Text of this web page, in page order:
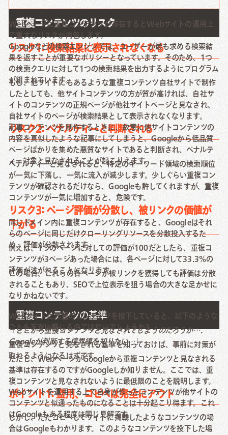
重複コンテンツのリスク
Webページに重複コンテンツが存在するとWebサイトの運用上
で重大なリスクが内包します。
リスク1: 検索結果に表示されなくなる
Googleなどの検索エンジンでは、ユーザーが最も求める検索結
果を返すことが重要なポリシーとなっています。そのため、1つ
の検索クエリに対して1つの検索結果を出力するようにプログラム
が組まれています。
もし、他サイトにもあるような重複コンテンツ自社サイトで制作
したとしても、他サイトコンテンツの方が質が高ければ、自社サ
イトのコンテンツの正規ページが他社サイトページと見なされ、
自社サイトのページが検索結果として表示されなくなります。
リスク2: ペナルティーと判断される
記事コンテンツを制作するときに、故意に他サイトコンテンツの
内容を真似したような記事にしてしまうと、Googleから低品質
ページばかりを集めた悪質なサイトであると判断され、ペナルテ
ィー対象と見なされることが起こりえます。
ペナルティーと見なされると、特定のキーワード領域の検索順位
が一気に下落し、一気に流入が減少します。少しぐらい重複コン
テンツが確認されるだけなら、Googleも許してくれますが、重複
コンテンツが一気に増加すると、危険です。
リスク3: ページ評価が分散し、被リンクの価値が
下がる
同じドメイン内に重複コンテンツが存在すると、Googleはそれ
らのページに同じだけクローリングリソースを分散投入するた
め、評価が分散されます。
例えば、1つのページに対しての評価が100だとしたら、重複コ
ンテンツが3ページあった場合には、各ページに対して33.3%の
評価が注がれることになります。
この場合、これらの各ページが被リンクを獲得しても評価は分散
されることもあり、SEOで上位表示を狙う場合の大きな足かせに
なりかねないです。
重複コンテンツの基準
Webサイトに大量のコンテンツを投下していると、以下のような
ことを不安に感じるのではないでしょうか?
「どこから重複コンテンツと見なされてしまうのだろうか….
Googleが判断する境界線を知りたい…」
重複コンテンツと見なされる基準を知っておけば、事前に対策が
取れるようになるはずです。
ただし、WebページがGoogleから重複コンテンツと見なされる
基準は存在するのですがGoogleしか知りません。ここでは、重
複コンテンツと見なされないように最低限のことを説明します。
ポイント1: 盗用、コピペは完全にアウト
Webサイトを運用する上で自身が作ったコンテンツが他サイトの
コンテンツと似通ったものになることは十分起こり得ます。これ
はGoogleもある程度は同じ見解です。
しかし、ただコピペしてサイトに掲載したようなコンテンツの場
合はGoogleもわかります。このようなコンテンツを投下した場